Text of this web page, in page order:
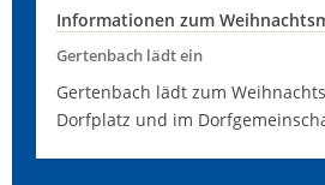
Informationen zum
Gertenbach lädt ein
Gertenbach lädt zum
Dorfplatz und im